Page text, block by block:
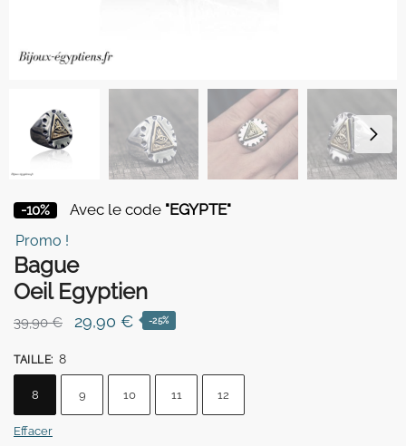
-10% Avec le code "EGYPTE"
Promo !
Bague
Oeil Egyptien
39,90€
Le
était :
39,90 €.
29,90 €Le
est :
29,90 €.
-25%
TAILLE: 8
8 9 10 11 12
Effacer